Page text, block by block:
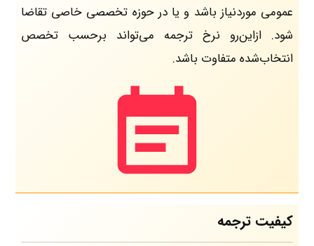
عمومی موردنیاز باشد و یا در حوزه تخصصی خاصی تقاضا
شود. ازاین‌رو نرخ ترجمه می‌تواند برحسب تخصص
انتخاب‌شده متفاوت باشد.
کیفیت ترجمه